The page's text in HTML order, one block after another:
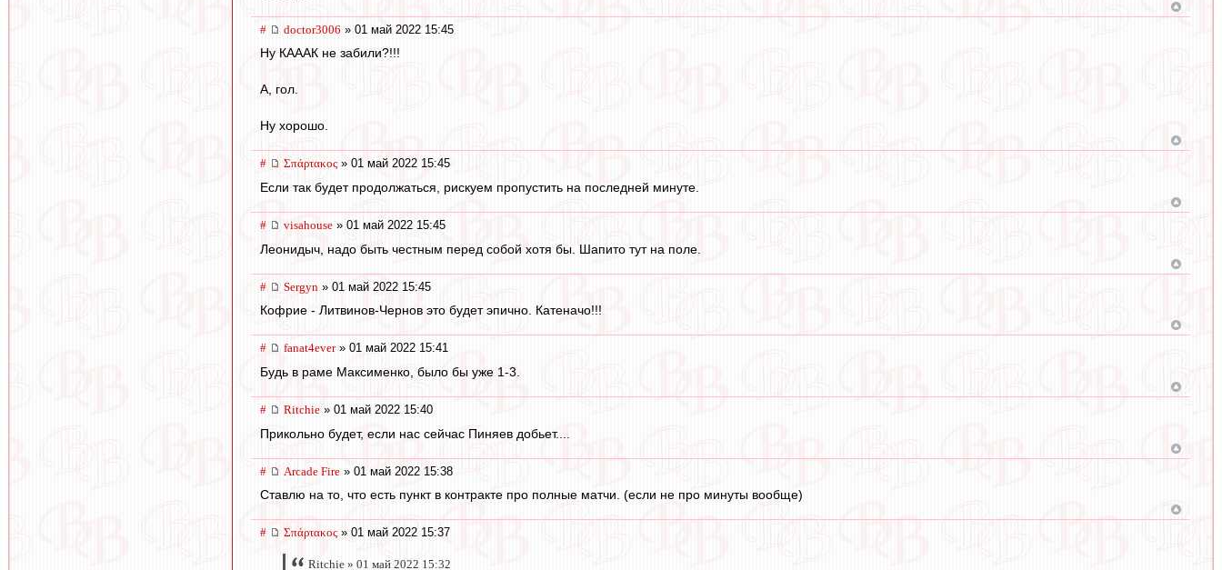
# doctor3006 » 01 май 2022 15:45
Ну КАААК не забили?!!!
А, гол.
Ну хорошо.
# Σπάρτακος » 01 май 2022 15:45
Если так будет продолжаться, рискуем пропустить на последней минуте.
# visahouse » 01 май 2022 15:45
Леонидыч, надо быть честным перед собой хотя бы. Шапито тут на поле.
# Sergyn » 01 май 2022 15:45
Кофрие - Литвинов-Чернов это будет эпично. Катеначо!!!
# fanat4ever» 01 май 2022 15:41
Будь в раме Максименко, было бы уже 1-3.
# Ritchie » 01 май 2022 15:40
Прикольно будет, если нас сейчас Пиняев добьет....
# Arcade Fire » 01 май 2022 15:38
Ставлю на то, что есть пункт в контракте про полные матчи. (если не про минуты вообще)
# Σπάρτακος » 01 май 2022 15:37
Ritchie » 01 май 2022 15:32